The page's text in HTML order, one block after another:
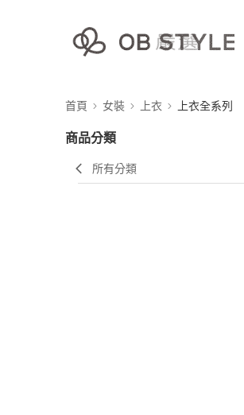
首頁 女裝 上衣 上衣全系列
商品分類
所有分類